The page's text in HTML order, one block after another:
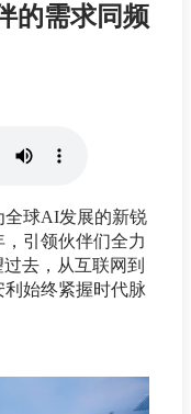
的需求同频
全球AI发展的新锐
引领伙伴们全力
去，从互联网到
始终紧握时代脉